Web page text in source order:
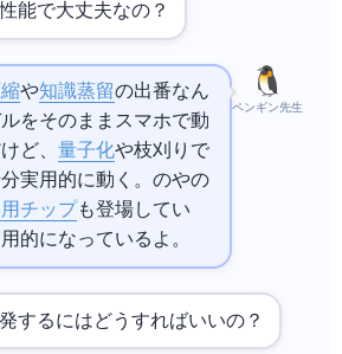
能で大丈夫なの？
ペンギン先生
や知識蒸留の出番なん
をそのままスマホで動
ど、 量子化や枝刈りで
実用的に動く。 のNeural EngineやのEdge
用チップも登場してい
的になっているよ。
発するにはどうすればいいの？